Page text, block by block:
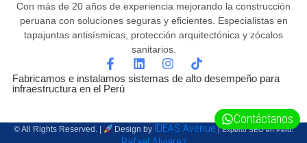
Con más de 20 años de experiencia mejorando la construcción
peruana con soluciones seguras y eficientes. Especialistas en
tapajuntas antisísmicas, protección arquitectónica y zócalos
sanitarios.
Fabricamos e instalamos sistemas de alto desempeño para
infraestructura en el Perú
Contáctanos
© All Rights Reserved. | Design by IDEAS Avenue | Experto SEO en Perú: